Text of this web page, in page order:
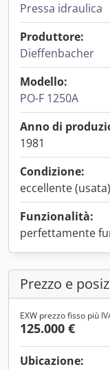
Pressa idraulica
Produttore:
Dieffenbacher
Modello:
PO-F 1250A
Anno di
1981
Condizione:
eccellente (usata)
Funzionalità:
perfettamente
Prezzo e
EXW prezzo fisso più
125.000 €
Ubicazione: